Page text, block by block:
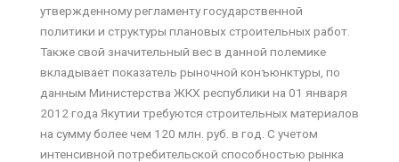
утвержденному регламенту государственной
политики и структуры плановых строительных работ.
Также свой значительный вес в данной полемике
вкладывает показатель рыночной конъюнктуры, по
данным Министерства ЖКХ республики на 01 января
2012 года Якутии требуются строительных материалов
на сумму более чем 120 млн. руб. в год. С учетом
интенсивной потребительской способностью рынка